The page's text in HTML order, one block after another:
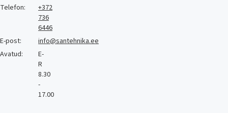
Telefon:
+372
736
6446
E-post:
info@santehnika.ee
Avatud:
E-
R
8.30
-
17.00